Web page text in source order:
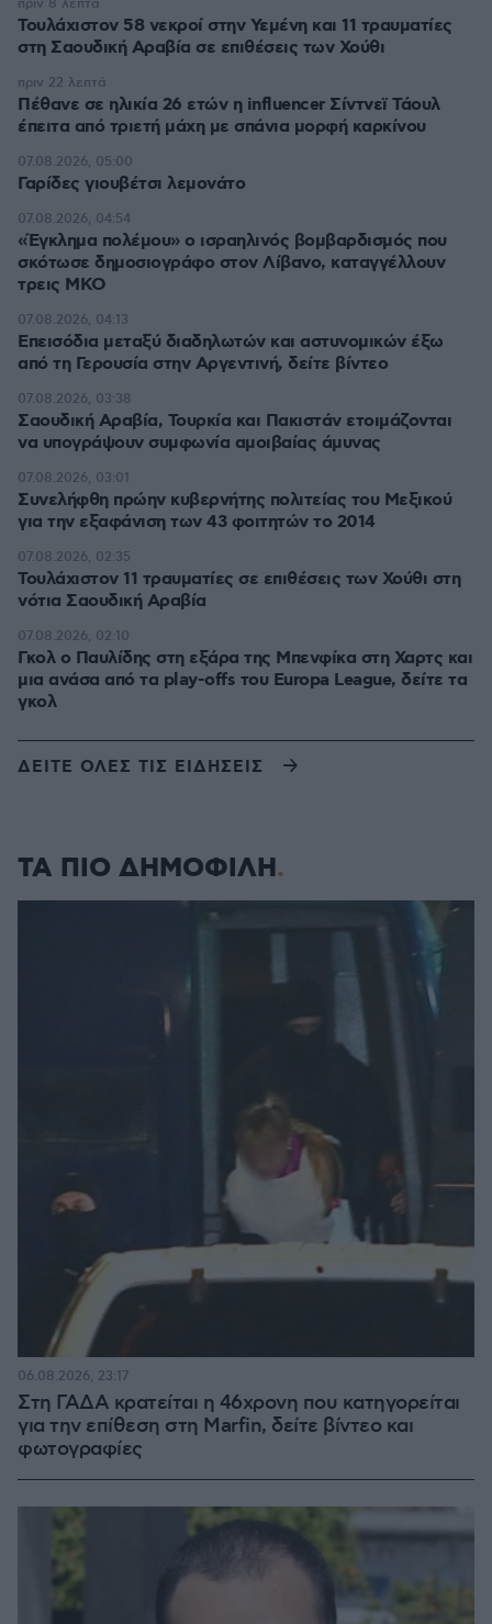
Τουλάχιστον 58 νεκροί στην Υεμένη και 11 τραυματίες
στη Σαουδική Αραβία σε επιθέσεις των Χούθι
πριν 8 λεπτά
Πέθανε σε ηλικία 26 ετών η influencer Σίντνεϊ Τάουλ
έπειτα από τριετή μάχη με σπάνια μορφή καρκίνου
πριν 22 λεπτά
Γαρίδες γιουβέτσι λεμονάτο
07.08.2026, 05:00
«Έγκλημα πολέμου» ο ισραηλινός βομβαρδισμός που
σκότωσε δημοσιογράφο στον Λίβανο, καταγγέλλουν
τρεις ΜΚΟ
07.08.2026, 04:54
Επεισόδια μεταξύ διαδηλωτών και αστυνομικών έξω
από τη Γερουσία στην Αργεντινή, δείτε βίντεο
07.08.2026, 04:13
Σαουδική Αραβία, Τουρκία και Πακιστάν ετοιμάζονται
να υπογράψουν συμφωνία αμοιβαίας άμυνας
07.08.2026, 03:38
Συνελήφθη πρώην κυβερνήτης πολιτείας του Μεξικού
για την εξαφάνιση των 43 φοιτητών το 2014
07.08.2026, 03:01
Τουλάχιστον 11 τραυματίες σε επιθέσεις των Χούθι στη
νότια Σαουδική Αραβία
07.08.2026, 02:35
Γκολ ο Παυλίδης στη εξάρα της Μπενφίκα στη Χαρτς και
μια ανάσα από τα play-offs του Europa League, δείτε τα
γκολ
07.08.2026, 02:10
ΔΕΙΤΕ ΟΛΕΣ ΤΙΣ ΕΙΔΗΣΕΙΣ
ΤΑ ΠΙΟ ΔΗΜΟΦΙΛΗ
Στη ΓΑΔΑ κρατείται η 46χρονη που κατηγορείται
για την επίθεση στη Marfin, δείτε βίντεο και
φωτογραφίες
06.08.2026, 23:17